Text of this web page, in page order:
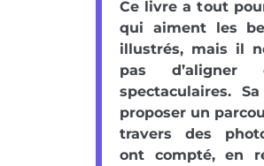
Ce livre a tout
qui aiment les
illustrés, mais il
pas d’aligner
spectaculaires.
proposer un
travers des
ont compté, en